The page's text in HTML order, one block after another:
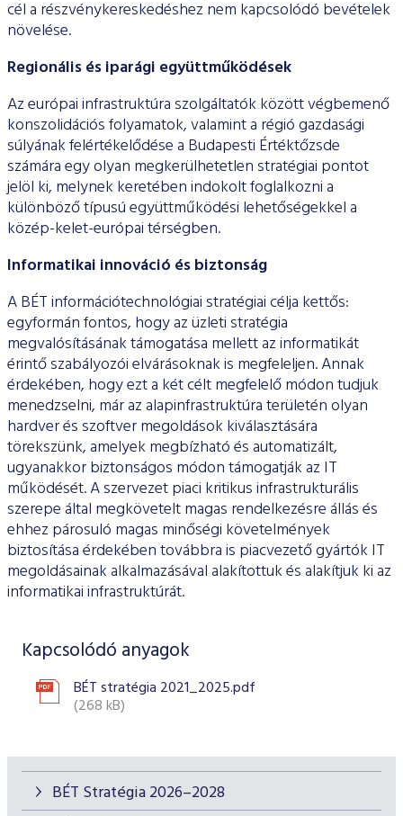
BÉT Stratégia 2026–2028
cél a részvénykereskedéshez nem kapcsolódó bevételek
növelése.
Regionális és iparági együttműködések
Az európai infrastruktúra szolgáltatók között végbemenő
konszolidációs folyamatok, valamint a régió gazdasági
súlyának felértékelődése a Budapesti Értéktőzsde
számára egy olyan megkerülhetetlen stratégiai pontot
jelöl ki, melynek keretében indokolt foglalkozni a
különböző típusú együttműködési lehetőségekkel a
közép-kelet-európai térségben.
Informatikai innováció és biztonság
A BÉT információtechnológiai stratégiai célja kettős:
egyformán fontos, hogy az üzleti stratégia
megvalósításának támogatása mellett az informatikát
érintő szabályozói elvárásoknak is megfeleljen. Annak
érdekében, hogy ezt a két célt megfelelő módon tudjuk
menedzselni, már az alapinfrastruktúra területén olyan
hardver és szoftver megoldások kiválasztására
törekszünk, amelyek megbízható és automatizált,
ugyanakkor biztonságos módon támogatják az IT
működését. A szervezet piaci kritikus infrastrukturális
szerepe által megkövetelt magas rendelkezésre állás és
ehhez párosuló magas minőségi követelmények
biztosítása érdekében továbbra is piacvezető gyártók IT
megoldásainak alkalmazásával alakítottuk és alakítjuk ki az
informatikai infrastruktúrát.
Kapcsolódó anyagok
BÉT stratégia 2021_2025.pdf
(268 kB)